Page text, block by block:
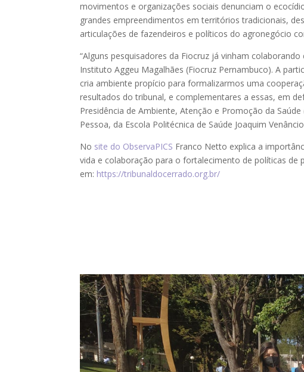
movimentos e organizações sociais denunciam o
grandes empreendimentos em territórios tradicionais,
articulações de fazendeiros e políticos do agronegócio
“Alguns pesquisadores da Fiocruz já vinham
Instituto Aggeu Magalhães (Fiocruz Pernambuco). A
cria ambiente propício para formalizarmos uma
resultados do tribunal, e complementares a essas, em
Presidência de Ambiente, Atenção e Promoção da
Pessoa, da Escola Politécnica de Saúde Joaquim
No site do ObservaPICS Franco Netto explica a
vida e colaboração para o fortalecimento de políticas de
em: https://tribunaldocerrado.org.br/